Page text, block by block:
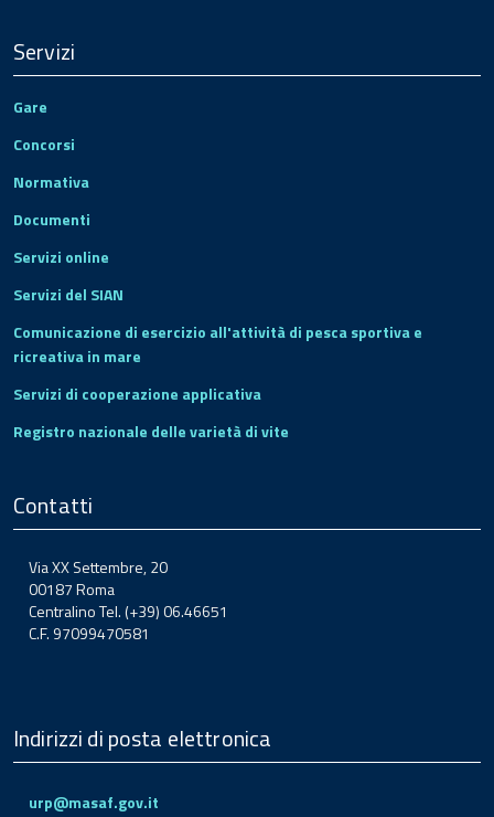
Servizi
Gare
Concorsi
Normativa
Documenti
Servizi online
Servizi del SIAN
Comunicazione di esercizio all'attività di pesca sportiva e
ricreativa in mare
Servizi di cooperazione applicativa
Registro nazionale delle varietà di vite
Contatti
Via XX Settembre, 20
00187 Roma
Centralino Tel. (+39) 06.46651
C.F. 97099470581
Indirizzi di posta elettronica
urp@masaf.gov.it